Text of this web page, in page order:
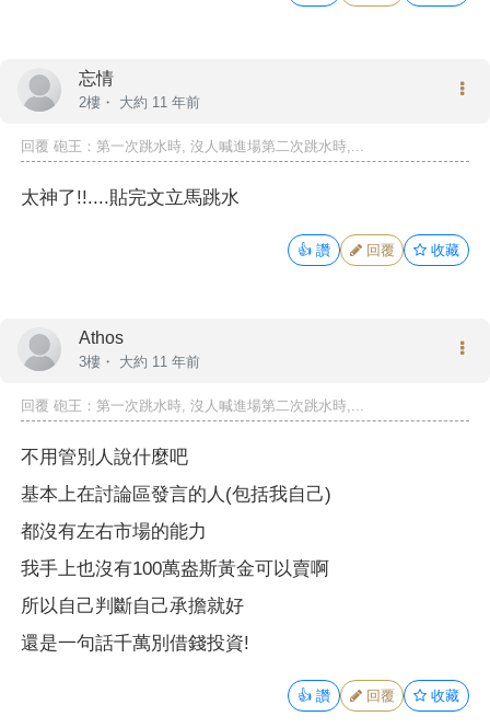
忘情
2樓・ 大約 11 年前
回覆 砲王 ：第一次跳水時, 沒人喊進場第二次跳水時,...
太神了!!....貼完文立馬跳水
👍 讚 回覆 收藏
Athos
3樓・ 大約 11 年前
回覆 砲王 ：第一次跳水時, 沒人喊進場第二次跳水時,...
不用管別人說什麼吧
基本上在討論區發言的人(包括我自己)
都沒有左右市場的能力
我手上也沒有100萬盎斯黃金可以賣啊
所以自己判斷自己承擔就好
還是一句話千萬別借錢投資!
👍 讚 回覆 收藏